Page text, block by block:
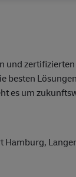
und
besten
es um
Hamburg,